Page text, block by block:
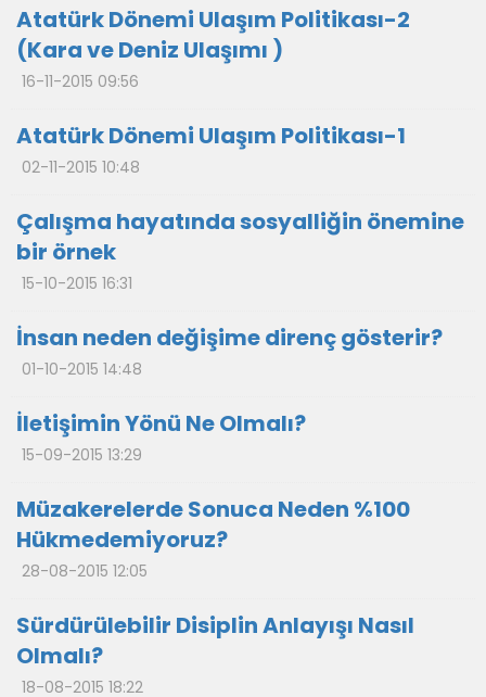
Atatürk Dönemi Ulaşım Politikası-2
(Kara ve Deniz Ulaşımı )
16-11-2015 09:56
Atatürk Dönemi Ulaşım Politikası-1
02-11-2015 10:48
Çalışma hayatında sosyalliğin önemine
bir örnek
15-10-2015 16:31
İnsan neden değişime direnç gösterir?
01-10-2015 14:48
İletişimin Yönü Ne Olmalı?
15-09-2015 13:29
Müzakerelerde Sonuca Neden %100
Hükmedemiyoruz?
28-08-2015 12:05
Sürdürülebilir Disiplin Anlayışı Nasıl
Olmalı?
18-08-2015 18:22